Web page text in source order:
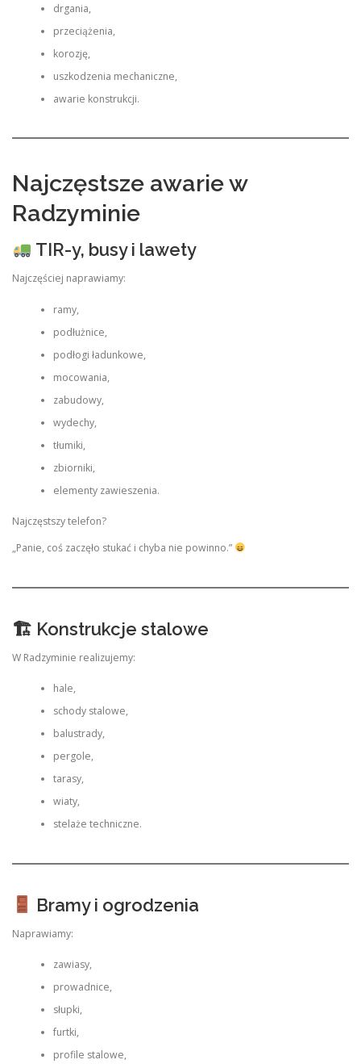
drgania,
przeciążenia,
korozję,
uszkodzenia mechaniczne,
awarie konstrukcji.
Najczęstsze awarie w
Radzyminie
TIR-y, busy i lawety
Najczęściej naprawiamy:
ramy,
podłużnice,
podłogi ładunkowe,
mocowania,
zabudowy,
wydechy,
tłumiki,
zbiorniki,
elementy zawieszenia.
Najczęstszy telefon?
„Panie, coś zaczęło stukać i chyba nie powinno.”
🏗 Konstrukcje stalowe
W Radzyminie realizujemy:
hale,
schody stalowe,
balustrady,
pergole,
tarasy,
wiaty,
stelaże techniczne.
Bramy i ogrodzenia
Naprawiamy:
zawiasy,
prowadnice,
słupki,
furtki,
profile stalowe,